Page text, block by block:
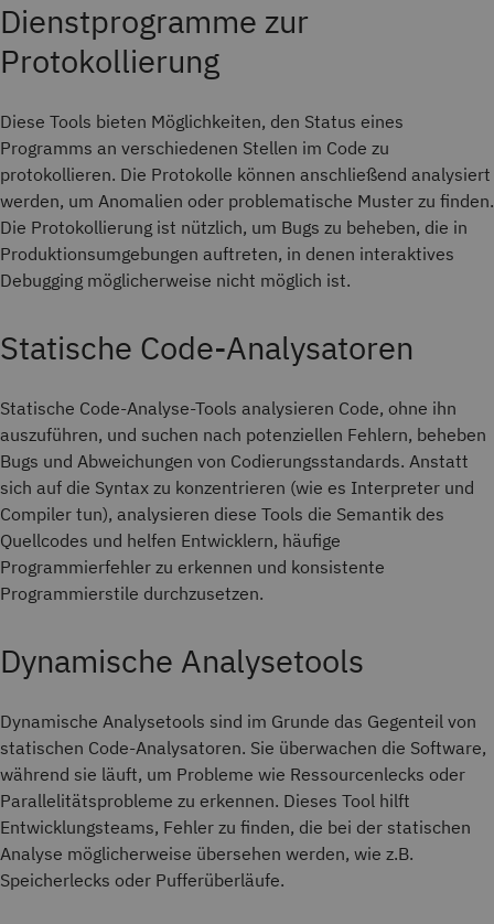
Dienstprogramme zur
Protokollierung
Diese Tools bieten Möglichkeiten, den Status eines
Programms an verschiedenen Stellen im Code zu
protokollieren. Die Protokolle können anschließend analysiert
werden, um Anomalien oder problematische Muster zu finden.
Die Protokollierung ist nützlich, um Bugs zu beheben, die in
Produktionsumgebungen auftreten, in denen interaktives
Debugging möglicherweise nicht möglich ist.
Statische Code-Analysatoren
Statische Code-Analyse-Tools analysieren Code, ohne ihn
auszuführen, und suchen nach potenziellen Fehlern, beheben
Bugs und Abweichungen von Codierungsstandards. Anstatt
sich auf die Syntax zu konzentrieren (wie es Interpreter und
Compiler tun), analysieren diese Tools die Semantik des
Quellcodes und helfen Entwicklern, häufige
Programmierfehler zu erkennen und konsistente
Programmierstile durchzusetzen.
Dynamische Analysetools
Dynamische Analysetools sind im Grunde das Gegenteil von
statischen Code-Analysatoren. Sie überwachen die Software,
während sie läuft, um Probleme wie Ressourcenlecks oder
Parallelitätsprobleme zu erkennen. Dieses Tool hilft
Entwicklungsteams, Fehler zu finden, die bei der statischen
Analyse möglicherweise übersehen werden, wie z.B.
Speicherlecks oder Pufferüberläufe.